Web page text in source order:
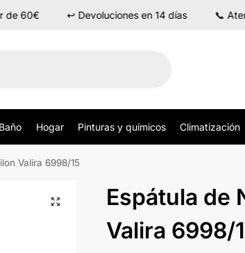
60€ ↩️ Devoluciones en 14 días 📞
Baño Hogar Pinturas y químicos Climatización
Valira 6998/15
Espátula de
Valira 6998/